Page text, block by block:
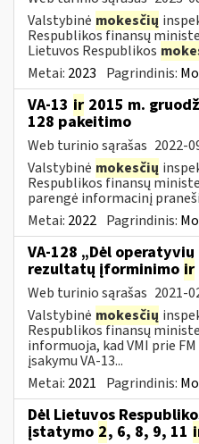
Valstybinė mokesčių
Respublikos finansų
Lietuvos Respublikos
Metai: 2023 Pagrindinis:
VA-13 ir 2015 m.
128 pakeitimo
Web turinio sąrašas 2022-
Valstybinė mokesčių
Respublikos finansų
parengė informacinį
Metai: 2022 Pagrindinis:
VA-128 „Dėl
rezultatų įforminimo ir
Web turinio sąrašas 2021-
Valstybinė mokesčių
Respublikos finansų
informuoja, kad VMI prie
įsakymu VA-13...
Metai: 2021 Pagrindinis:
Dėl Lietuvos
įstatymo 2, 6, 8, 9, 11